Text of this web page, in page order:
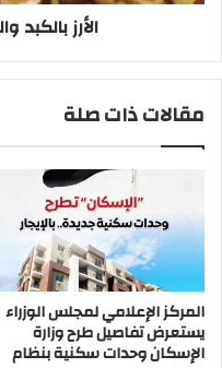
الأرز
مقالات ذات صلة
المركز الإعلامي لمجلس الوزراء
يستعرض تفاصيل طرح وزارة
الإسكان وحدات سكنية بنظام